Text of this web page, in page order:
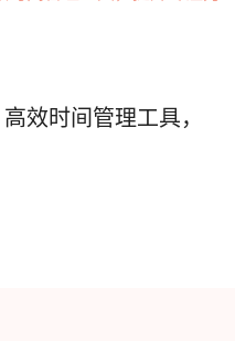
效时间管理工具，